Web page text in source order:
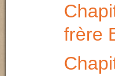
frère